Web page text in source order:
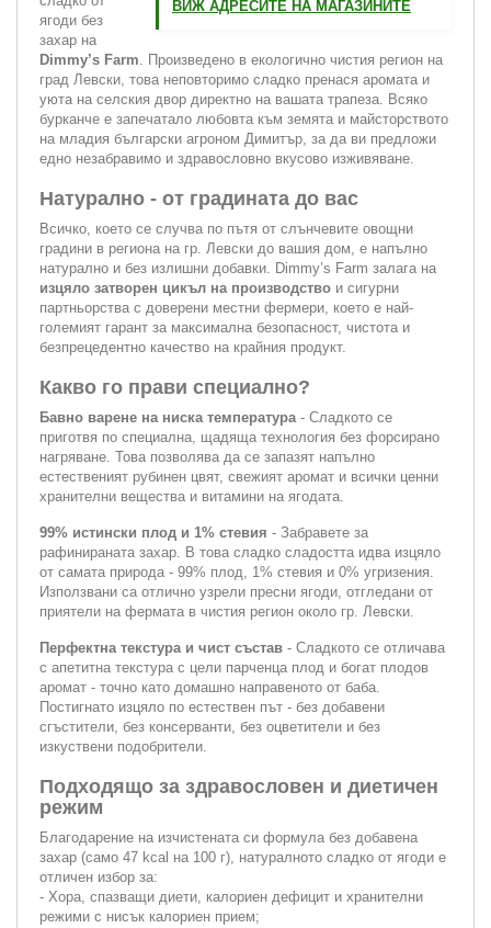
ВИЖ АДРЕСИТЕ НА МАГАЗИНИТЕ
ягоди без
захар на
Dimmy’s Farm . Произведено в екологично чистия регион на
град Левски, това неповторимо сладко пренася аромата и
уюта на селския двор директно на вашата трапеза. Всяко
бурканче е запечатало любовта към земята и майсторството
на младия български агроном Димитър, за да ви предложи
едно незабравимо и здравословно вкусово изживяване.
Натурално - от градината до вас
Всичко, което се случва по пътя от слънчевите овощни
градини в региона на гр. Левски до вашия дом, е напълно
натурално и без излишни добавки. Dimmy’s Farm залага на
изцяло затворен цикъл на производство и сигурни
партньорства с доверени местни фермери, което е най-
големият гарант за максимална безопасност, чистота и
безпрецедентно качество на крайния продукт.
Какво го прави специално?
Бавно варене на ниска температура - Сладкото се
приготвя по специална, щадяща технология без форсирано
нагряване. Това позволява да се запазят напълно
естественият рубинен цвят, свежият аромат и всички ценни
хранителни вещества и витамини на ягодата.
99% истински плод и 1% стевия - Забравете за
рафинираната захар. В това сладко сладостта идва изцяло
от самата природа - 99% плод, 1% стевия и 0% угризения.
Използвани са отлично узрели пресни ягоди, отгледани от
приятели на фермата в чистия регион около гр. Левски.
Перфектна текстура и чист състав - Сладкото се отличава
с апетитна текстура с цели парченца плод и богат плодов
аромат - точно като домашно направеното от баба.
Постигнато изцяло по естествен път - без добавени
сгъстители, без консерванти, без оцветители и без
изкуствени подобрители.
Подходящо за здравословен и диетичен
режим
Благодарение на изчистената си формула без добавена
захар (само 47 kcal на 100 г), натуралното сладко от ягоди е
отличен избор за:
- Хора, спазващи диети, калориен дефицит и хранителни
режими с нисък калориен прием;